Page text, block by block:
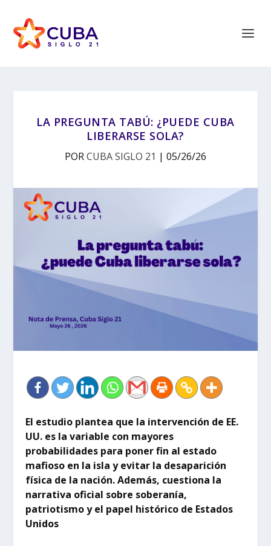
LA PREGUNTA TABÚ: ¿PUEDE CUBA
LIBERARSE SOLA?
PORCUBA SIGLO 21 | 05/26/26
El estudio plantea que la intervención de EE.
UU. es la variable con mayores
probabilidades para poner fin al estado
mafioso en la isla y evitar la desaparición
física de la nación. Además, cuestiona la
narrativa oficial sobre soberanía,
patriotismo y el papel histórico de Estados
Unidos